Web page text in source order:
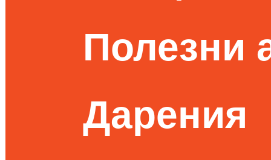
Полезни
Дарения